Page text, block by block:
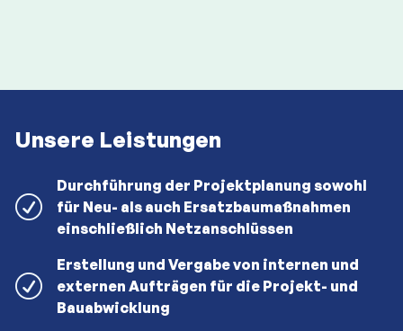
Unsere Leistungen
Durchführung der Projektplanung sowohl
für Neu- als auch Ersatzbaumaßnahmen
einschließlich Netzanschlüssen
Erstellung und Vergabe von internen und
externen Aufträgen für die Projekt- und
Bauabwicklung